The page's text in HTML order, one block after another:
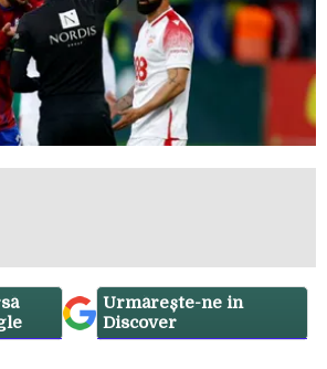
Urmărește-ne in
Discover